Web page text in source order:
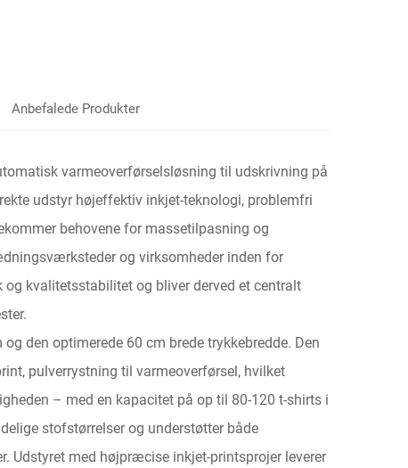
Anbefalede Produkter
varmeoverførselsløsning til udskrivning på
udstyr højeffektiv inkjet-teknologi, problemfri
behovene for massetilpasning og
og virksomheder inden for
kvalitetsstabilitet og bliver derved et centralt
den optimerede 60 cm brede trykkebredde. Den
pulverrystning til varmeoverførsel, hvilket
– med en kapacitet på op til 80-120 t-shirts i
stofstørrelser og understøtter både
Udstyret med højpræcise inkjet-printsprojer leverer